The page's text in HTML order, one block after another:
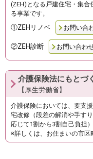
(ZEH)となる戸建住宅・集
る事業です。
①ZEHリノベ お問い合
②ZEH診断 お問い合わ
介護保険法にもとづ
【厚生労働省】
介護保険においては、要支
宅改修（段差の解消や手す
応じて1割から3割自己負担
※詳しくは、お住まいの市区